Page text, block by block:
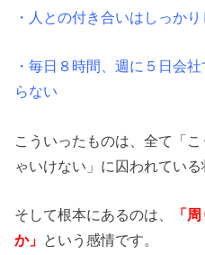
・人との付き合いはしっか
・毎日８時間、週に５日会
らない
こういったものは、全て「
ゃいけない」に囚われている
そして根本にあるのは、
「
か」 という感情です。